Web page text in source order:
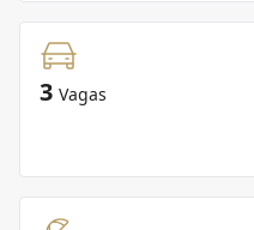
3 Vagas